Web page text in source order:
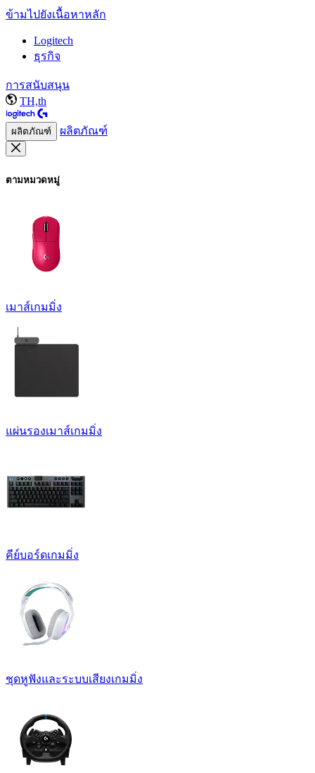
ข้ามไปยังเนื้อหาหลัก
Logitech
ธุรกิจ
การสนับสนุน
TH,th
ผลิตภัณฑ์ ผลิตภัณฑ์
ตามหมวดหมู่
เมาส์เกมมิ่ง
แผ่นรองเมาส์เกมมิ่ง
คีย์บอร์ดเกมมิ่ง
ชุดหูฟังและระบบเสียงเกมมิ่ง